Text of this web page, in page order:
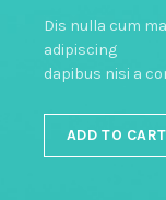
Dis nulla cum
adipiscing
dapibus nisi a
ADD TO CART